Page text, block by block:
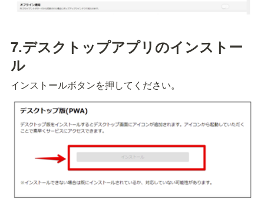
7.デスクトップアプリのインストー
ル
インストールボタンを押してください。